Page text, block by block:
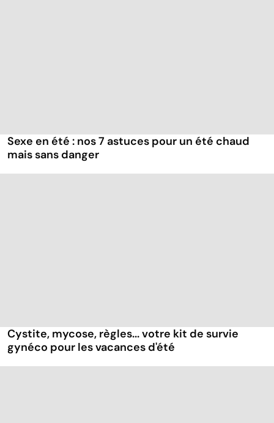
Sexe en été : nos 7 astuces pour un été chaud
mais sans danger
Cystite, mycose, règles... votre kit de survie
gynéco pour les vacances d'été